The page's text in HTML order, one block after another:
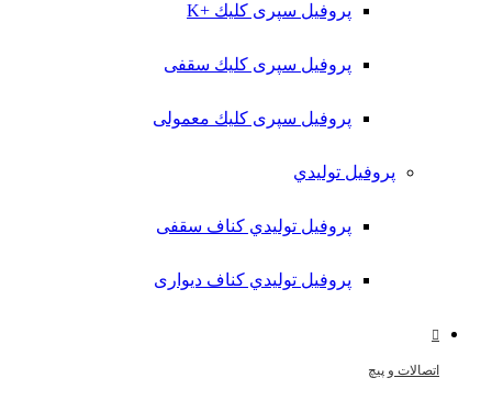
پروفیل سپری کلیك +K
پروفیل سپری کلیك سقفی
پروفیل سپری کلیك معمولی
پروفیل تولیدي
پروفیل تولیدي کناف سقفی
پروفیل تولیدي کناف دیواری
اتصالات و پیچ